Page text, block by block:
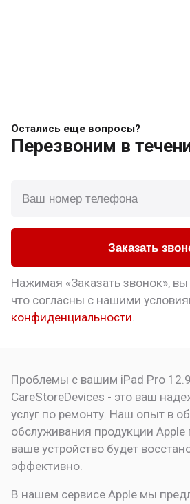
Остались еще вопросы?
Перезвоним в
Заказать
Нажимая «Заказать звонок»,
что согласны с нашими
конфиденциальности.
Проблемы с вашим iPad Pro
CareStoreDevices - это ваш
услуг по ремонту. Наш опыт в
обслуживания продукции Apple
ваше устройство будет
эффективно.
В нашем сервисе Apple мы